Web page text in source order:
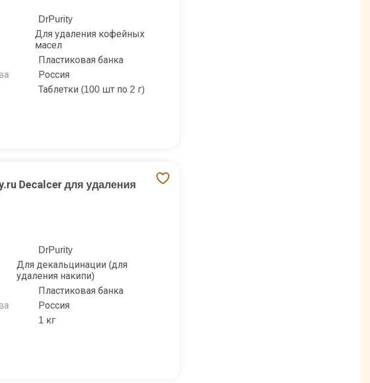
DrPurity
Для удаления кофейных
масел
Пластиковая банка
Россия
Таблетки (100 шт по 2 г)
Decalcer для удаления
DrPurity
Для декальцинации (для
удаления накипи)
Пластиковая банка
Россия
1 кг